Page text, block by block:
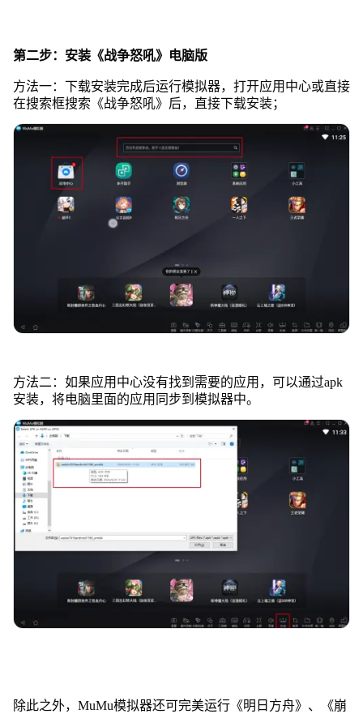
第二步：安装《战争怒吼》电脑版
方法一：下载安装完成后运行模拟器，打开应用中心或直接
在搜索框搜索《战争怒吼》后，直接下载安装；
方法二：如果应用中心没有找到需要的应用，可以通过apk
安装，将电脑里面的应用同步到模拟器中。
除此之外，MuMu模拟器还可完美运行《明日方舟》、《崩